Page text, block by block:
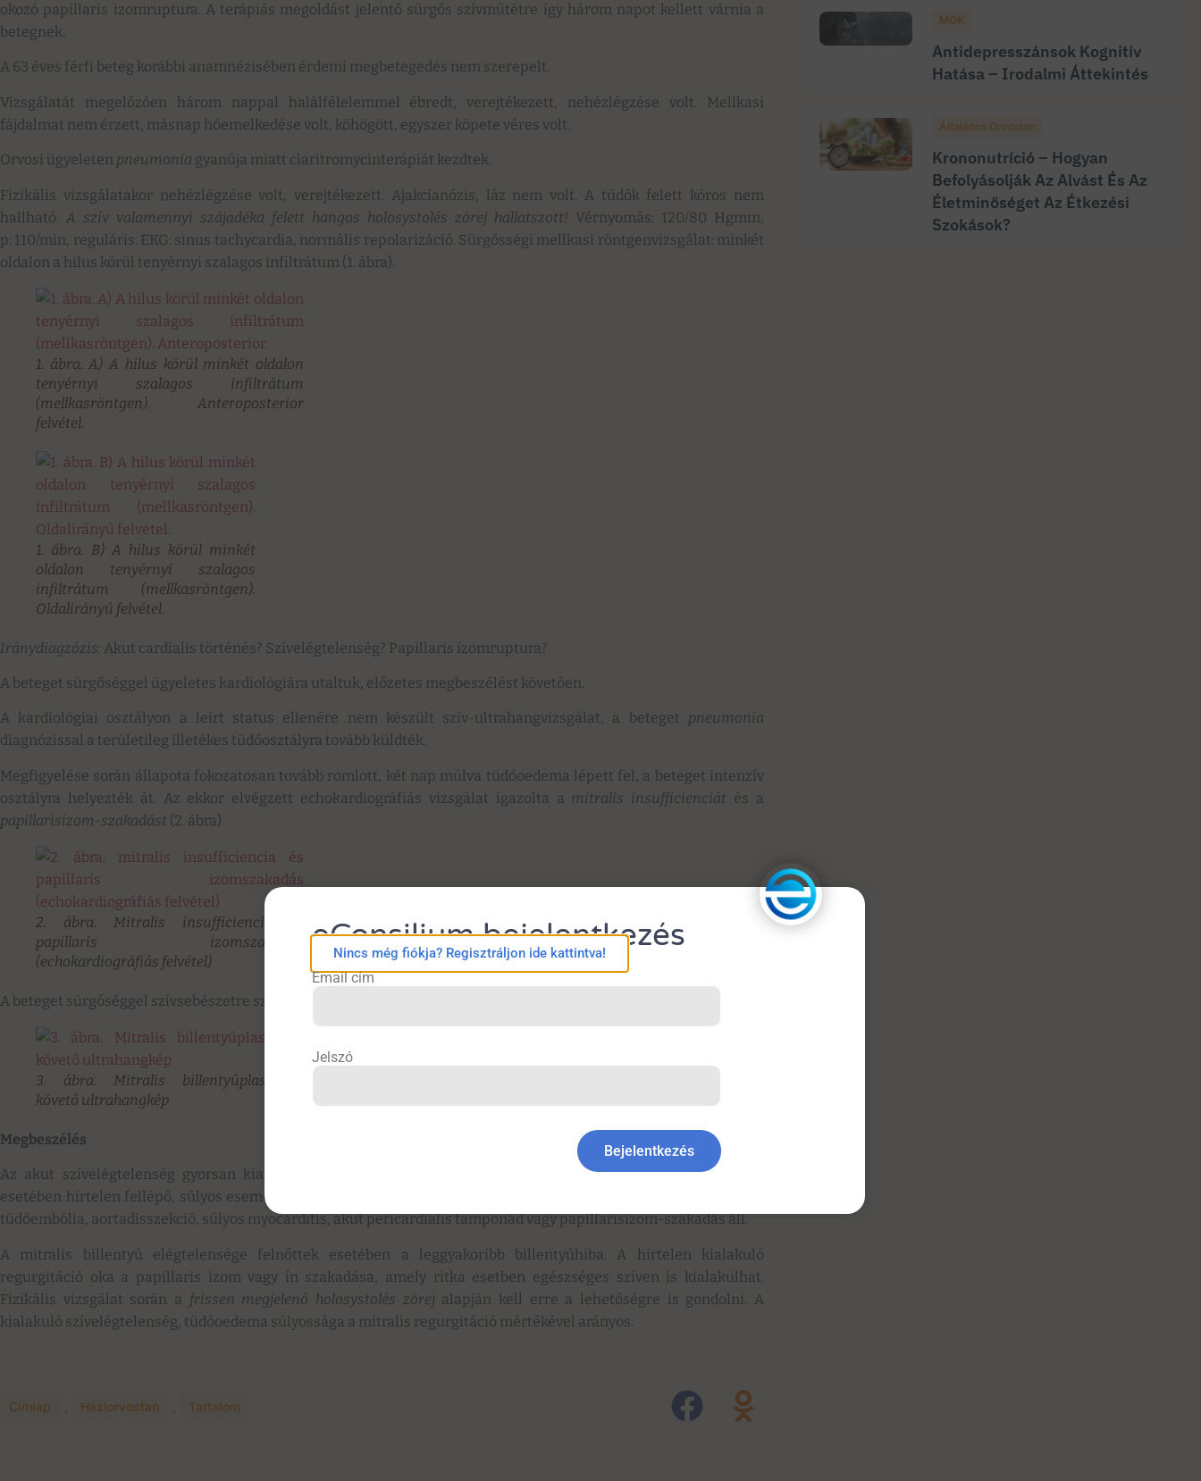
okozó papillaris izomruptura. A terápiás megoldást jelentő sürgős szívműtétre így három napot kellett várnia a
betegnek.
A 63 éves férfi beteg korábbi anamnézisében érdemi megbetegedés nem szerepelt.
Vizsgálatát megelőzően három nappal halálfélelemmel ébredt, verejtékezett, nehézlégzése volt. Mellkasi
fájdalmat nem érzett, másnap hőemelkedése volt, köhögött, egyszer köpete véres volt.
Orvosi ügyeleten pneumonia gyanúja miatt claritromycinterápiát kezdtek.
Fizikális vizsgálatakor nehézlégzése volt, verejtékezett. Ajakcianózis, láz nem volt. A tüdők felett kóros nem
hallható. A szív valamennyi szájadéka felett hangos holosystolés zörej hallatszott! Vérnyomás: 120/80 Hgmm,
p: 110/min, reguláris. EKG: sinus tachycardia, normális repolarizáció. Sürgősségi mellkasi röntgenvizsgálat: minkét
oldalon a hilus körül tenyérnyi szalagos infiltrátum (1. ábra).
1. ábra. A) A hilus körül minkét oldalon
tenyérnyi szalagos infiltrátum
(mellkasröntgen). Anteroposterior
felvétel.
1. ábra. B) A hilus körül minkét
oldalon tenyérnyi szalagos
infiltrátum (mellkasröntgen).
Oldalirányú felvétel.
Iránydiagzózis: Akut cardialis történés? Szívelégtelenség? Papillaris izomruptura?
A beteget sürgőséggel ügyeletes kardiológiára utaltuk, előzetes megbeszélést követően.
A kardiológiai osztályon a leírt status ellenére nem készült szív-ultrahangvizsgálat, a beteget pneumonia
diagnózissal a területileg illetékes tüdőosztályra tovább küldték.
Megfigyelése során állapota fokozatosan tovább romlott, két nap múlva tüdőoedema lépett fel, a beteget intenzív
osztályra helyezték át. Az ekkor elvégzett echokardiográfiás vizsgálat igazolta a mitralis insufficienciát és a
papillarisizom-szakadást (2. ábra)
2. ábra. Mitralis insufficiencia és
papillaris izomszakadás
(echokardiográfiás felvétel)
A beteget sürgőséggel szívsebészetre szállították, ahol sikeres mitralisbillentyű-plasztikát végeztek. (3. ábra).
3. ábra. Mitralis billentyűplasztikát
követő ultrahangkép
Megbeszélés
Az akut szívelégtelenség gyorsan kialakuló szívműködési zavar, amely korábban egészségesnek ismert szív
esetében hirtelen fellépő, súlyos esemény következménye. A háttérben leggyakrabban akut coronariaszindróma,
tüdőembólia, aortadisszekció, súlyos myocarditis, akut pericardialis tamponád vagy papillarisizom-szakadás áll.
A mitralis billentyű elégtelensége felnőttek esetében a leggyakoribb billentyűhiba. A hirtelen kialakuló
regurgitáció oka a papillaris izom vagy ín szakadása, amely ritka esetben egészséges szíven is kialakulhat.
Fizikális vizsgálat során a frissen megjelenő holosystolés zörejalapján kell erre a lehetőségre is gondolni. A
kialakuló szívelégtelenség, tüdőoedema súlyossága a mitralis regurgitáció mértékével arányos.
Címlap Háziorvostan Tartalom
MOK
Antidepresszánsok Kognitív
Hatása – Irodalmi Áttekintés
Általános Orvostan
Krononutríció – Hogyan
Befolyásolják Az Alvást És Az
Életminőséget Az Étkezési
Szokások?
eConsilium bejelentkezés
Nincs még fiókja? Regisztráljon ide kattintva!
Email cím
Jelszó
Bejelentkezés